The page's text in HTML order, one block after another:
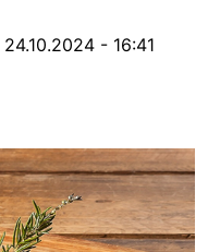
24.10.2024 - 16:41